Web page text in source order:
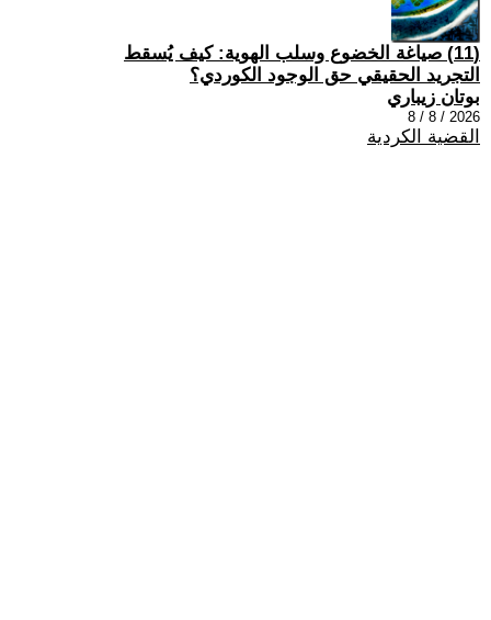
(11) صياغة الخضوع وسلب الهوية: كيف يُسقط
التجريد الحقيقي حق الوجود الكوردي؟
بوتان زيباري
2026 / 8 / 8
القضية الكردية